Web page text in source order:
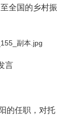
全国的乡村振
言
的任职，对托